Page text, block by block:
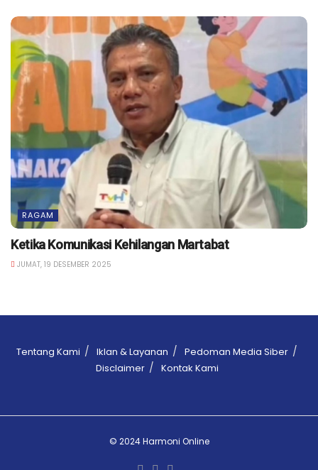
RAGAM
Ketika Komunikasi Kehilangan Martabat
JUMAT, 19 DESEMBER 2025
Tentang Kami Iklan & Layanan
Pedoman Media Siber
Disclaimer
Kontak Kami
© 2024 Harmoni Online